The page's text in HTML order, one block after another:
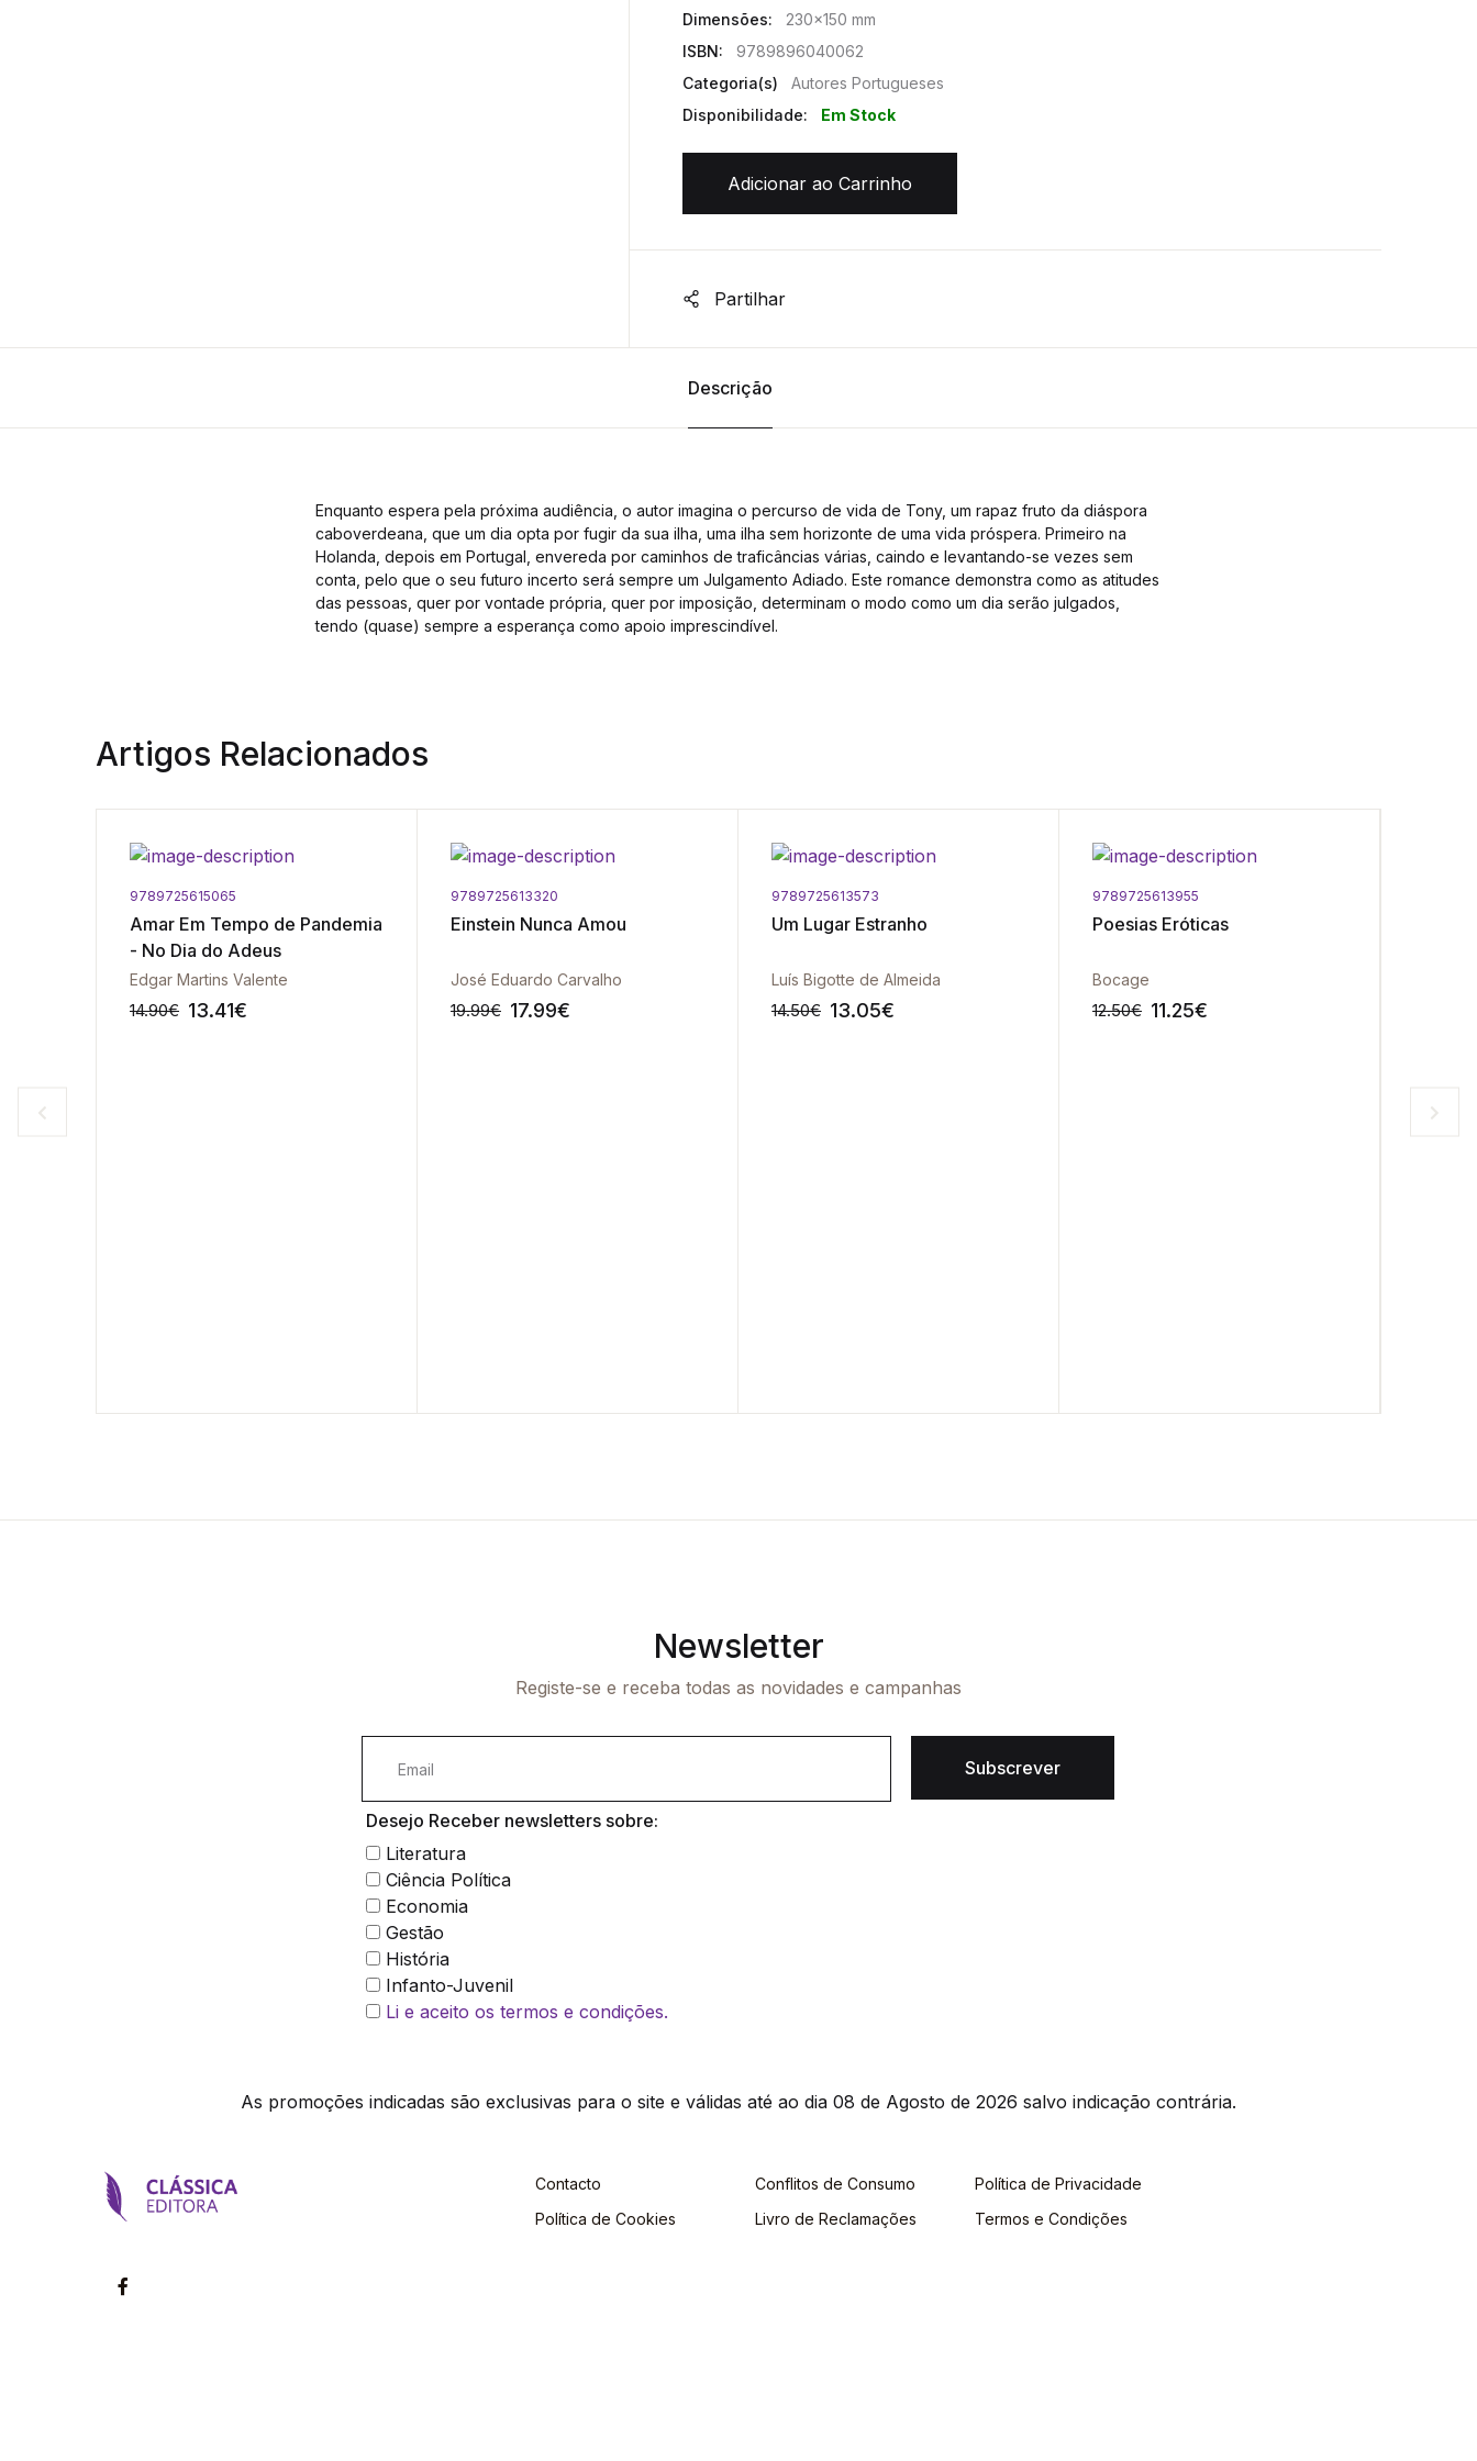
Dimensões:
230x150 mm
ISBN:
9789896040062
Categoria(s)
Autores Portugueses
Disponibilidade:
Em Stock
Adicionar ao Carrinho
Partilhar
Descrição
Enquanto espera pela próxima audiência, o autor imagina o percurso de vida de Tony, um rapaz fruto da diáspora
caboverdeana, que um dia opta por fugir da sua ilha, uma ilha sem horizonte de uma vida próspera. Primeiro na
Holanda, depois em Portugal, envereda por caminhos de traficâncias várias, caindo e levantando-se vezes sem
conta, pelo que o seu futuro incerto será sempre um Julgamento Adiado. Este romance demonstra como as atitudes
das pessoas, quer por vontade própria, quer por imposição, determinam o modo como um dia serão julgados,
tendo (quase) sempre a esperança como apoio imprescindível.
Artigos Relacionados
9789725615065
Amar Em Tempo de Pandemia
- No Dia do Adeus
Edgar Martins Valente
14.90€ 13.41€
9789725613320
Einstein Nunca Amou
José Eduardo Carvalho
19.99€ 17.99€
9789725613573
Um Lugar Estranho
Luís Bigotte de Almeida
14.50€ 13.05€
9789725613955
Poesias Eróticas
Bocage
12.50€ 11.25€
Newsletter
Registe-se e receba todas as novidades e campanhas
Subscrever
Desejo Receber newsletters sobre:
Literatura
Ciência Política
Economia
Gestão
História
Infanto-Juvenil
Li e aceito os termos e condições.
As promoções indicadas são exclusivas para o site e válidas até ao dia 08 de Agosto de 2026 salvo indicação contrária.
Contacto
Política de Cookies
Conflitos de Consumo
Livro de Reclamações
Política de Privacidade
Termos e Condições